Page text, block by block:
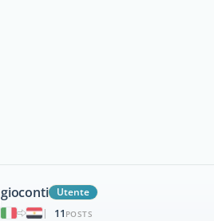
gioconti
Utente
|
11 POSTS